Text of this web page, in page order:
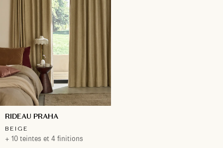
RIDEAU PRAHA
BEIGE
+ 10 teintes et 4 finitions